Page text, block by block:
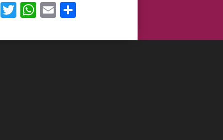
Facebook
TwitterWhatsApp
Email